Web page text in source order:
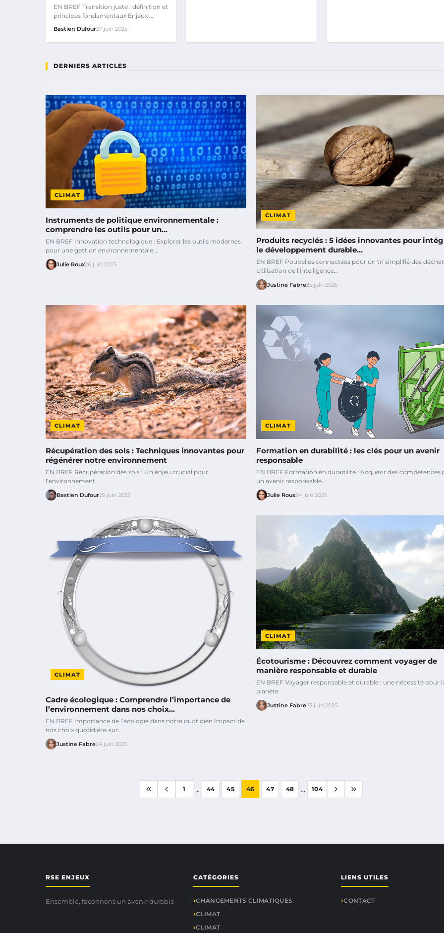
EN BREF Transition juste : définition et
principes fondamentaux Enjeux :
Bastien Dufour27 juin 2025
DERNIERS ARTICLES
CLIMAT
Instruments de politique environnementale :
comprendre les outils pour un…
EN BREF Innovation technologique : Explorer les outils modernes
pour une gestion environnementale…
Julie Roux26 juin 2025
CLIMAT
Produits recyclés : 5 idées innovantes pour
le développement durable…
EN BREF Poubelles connectées pour un tri simplifié des
Utilisation de l’intelligence…
Justine Fabre25 juin 2025
CLIMAT
Récupération des sols : Techniques innovantes pour
régénérer notre environnement
EN BREF Récupération des sols : Un enjeu crucial pour
l’environnement.
Bastien Dufour25 juin 2025
CLIMAT
Formation en durabilité : les clés pour un avenir
responsable
EN BREF Formation en durabilité : Acquérir des compétences
un avenir responsable.
Julie Roux24 juin 2025
CLIMAT
Cadre écologique : Comprendre l’importance de
l’environnement dans nos choix…
EN BREF Importance de l’écologie dans notre quotidien Impact de
nos choix quotidiens sur…
Justine Fabre24 juin 2025
CLIMAT
Écotourisme : Découvrez comment voyager de
manière responsable et durable
EN BREF Voyager responsable et durable : une nécessité pour
planète.
Justine Fabre23 juin 2025
1 ... 44 45 46 47 48 ... 104
RSE ENJEUX
Ensemble, façonnons un avenir durable
CATÉGORIES
CHANGEMENTS CLIMATIQUES
CLIMAT
CLIMAT
LIENS UTILES
CONTACT